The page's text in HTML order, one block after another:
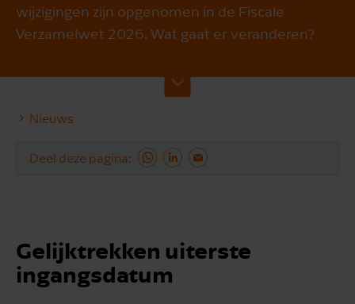
wijzigingen zijn opgenomen in de Fiscale
Verzamelwet 2026. Wat gaat er veranderen?
Nieuws
Deel deze pagina
Gelijktrekken uiterste
ingangsdatum